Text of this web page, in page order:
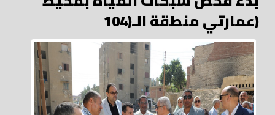
عمارتي منطقة الـ(104)